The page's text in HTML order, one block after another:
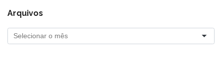
Arquivos